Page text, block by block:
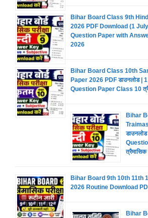
Bihar Board Class 9th
2026 PDF Download (1
Question Paper with Answer
2026
Bihar Board Class 10th
Paper 2026 PDF डाउनलोड |
Question Paper Class 10
Bihar
त्रैमासिक
Bihar Board 9th 10th 11th
2026 Routine Download
Bihar